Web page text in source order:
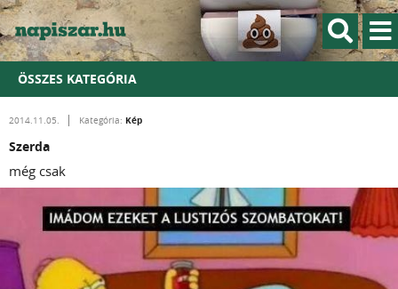
ÖSSZES KATEGÓRIA
2014.11.05. Kategória: Kép
Szerda
még csak